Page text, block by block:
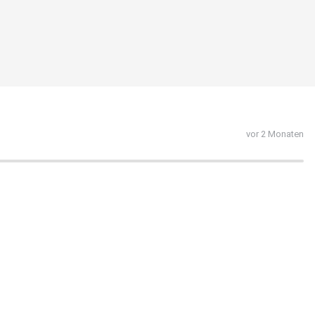
vor 2 Monaten